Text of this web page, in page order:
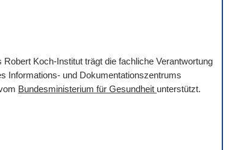
Robert Koch-Institut trägt die fachliche Verantwortung
Informations- und Dokumentationszentrums
Bundesministerium für Gesundheit unterstützt.